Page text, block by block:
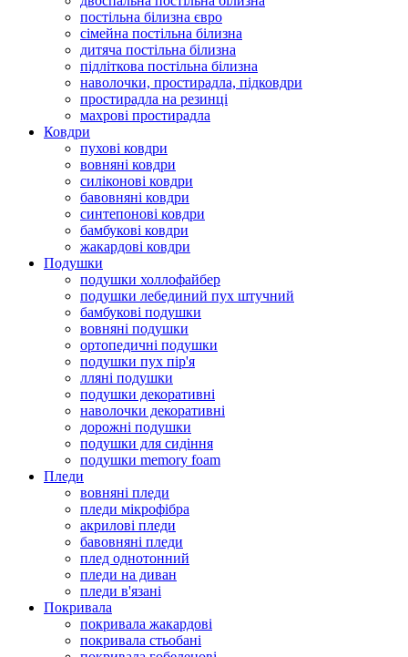
постільна білизна євро
сімейна постільна білизна
дитяча постільна білизна
підліткова постільна білизна
наволочки, простирадла, підковдри
простирадла на резинці
махрові простирадла
Ковдри
пухові ковдри
вовняні ковдри
силіконові ковдри
бавовняні ковдри
синтепонові ковдри
бамбукові ковдри
жакардові ковдри
Подушки
подушки холлофайбер
подушки лебединий пух штучний
бамбукові подушки
вовняні подушки
ортопедичні подушки
подушки пух пір'я
лляні подушки
подушки декоративні
наволочки декоративні
дорожні подушки
подушки для сидіння
подушки memory foam
Пледи
вовняні пледи
пледи мікрофібра
акрилові пледи
бавовняні пледи
плед однотонний
пледи на диван
пледи в'язані
Покривала
покривала жакардові
покривала стьобані